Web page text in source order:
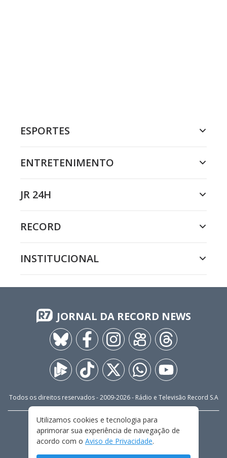
ESPORTES
ENTRETENIMENTO
JR 24H
RECORD
INSTITUCIONAL
JORNAL DA RECORD NEWS
Todos os direitos reservados - 2009-2026- Rádio e Televisão Record S.A
FALE CONOSCO
PRIVACIDADE
TERMOS E CONDIÇÕES DE USO
Utilizamos cookies e tecnologia para
aprimorar sua experiência de navegação de
acordo com o Aviso de Privacidade.